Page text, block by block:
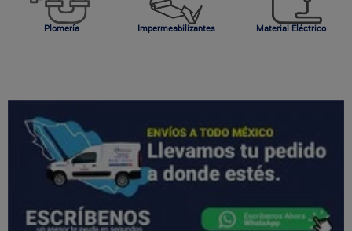
Plomería Impermeabilizantes Material Eléctrico